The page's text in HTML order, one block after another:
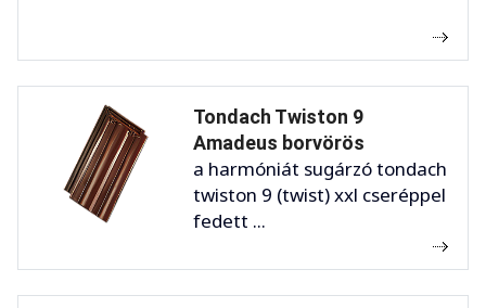
Tondach Twiston 9
Amadeus borvörös
a harmóniát sugárzó tondach
twiston 9 (twist) xxl cseréppel
fedett ...